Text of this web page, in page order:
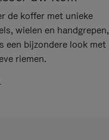
de koffer met unieke
wielen en handgrepen,
een bijzondere look met
riemen.